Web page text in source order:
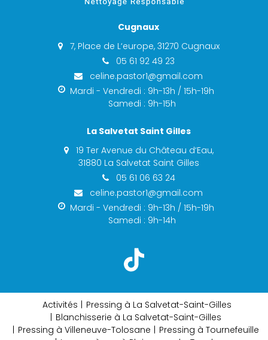
Cugnaux
7, Place de L‘europe, 31270 Cugnaux
05 61 92 49 23
celine.pastor1@gmail.com
Mardi - Vendredi : 9h-13h / 15h-19h
Samedi : 9h-15h
La Salvetat Saint Gilles
19 Ter Avenue du Château d‘Eau,
31880 La Salvetat Saint Gilles
05 61 06 63 24
celine.pastor1@gmail.com
Mardi - Vendredi : 9h-13h / 15h-19h
Samedi : 9h-14h
Activités
Pressing à La Salvetat-Saint-Gilles
Blanchisserie à La Salvetat-Saint-Gilles
Pressing à Villeneuve-Tolosane
Pressing à Tournefeuille